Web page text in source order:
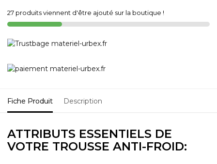
27 produits viennent d'être ajouté sur la boutique !
Fiche Produit Description
ATTRIBUTS ESSENTIELS DE
VOTRE TROUSSE ANTI-FROID: